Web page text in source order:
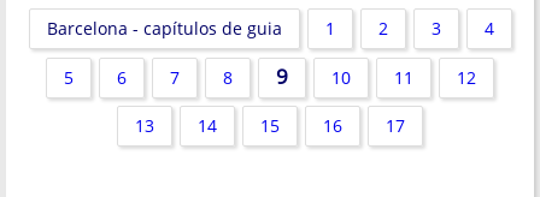
Barcelona - capítulos de guia 1 2 3 4
5 6 7 8 9 10 11 12
13 14 15 16 17